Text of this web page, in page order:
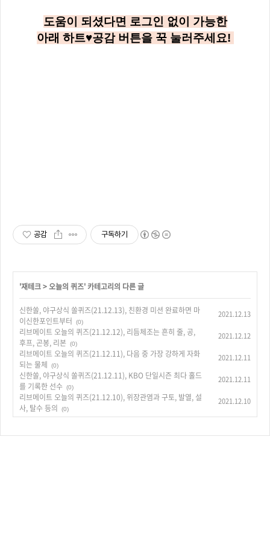
도움이 되셨다면 로그인 없이 가능한
아래 하트♥공감 버튼을 꾹 눌러주세요!
공감 구독하기
'재테크>오늘의 퀴즈' 카테고리의 다른 글
신한쏠, 야구상식 쏠퀴즈(21.12.13), 친환경 미션 완료하면 마
이신한포인트부터
(0)
2021.12.13
리브메이트 오늘의 퀴즈(21.12.12), 리듬체조는 흔히 줄, 공,
후프, 곤봉, 리본
(0)
2021.12.12
리브메이트 오늘의 퀴즈(21.12.11), 다음 중 가장 강하게 자화
되는 물체
(0)
2021.12.11
신한쏠, 야구상식 쏠퀴즈(21.12.11), KBO 단일시즌 최다 홀드
를 기록한 선수 (0)
2021.12.11
리브메이트 오늘의 퀴즈(21.12.10), 위장관염과 구토, 발열, 설
사, 탈수 등의
(0)
2021.12.10